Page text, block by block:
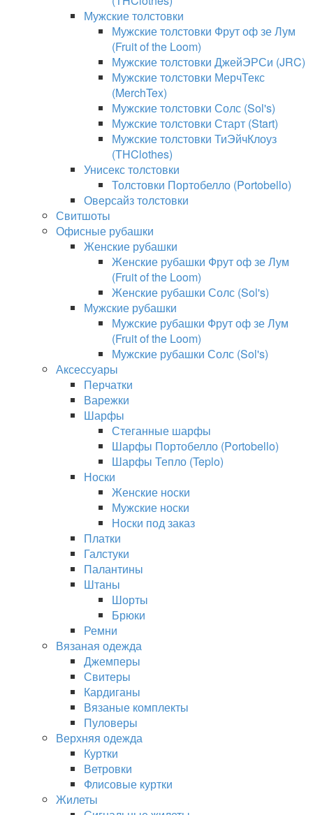
Мужские толстовки
Мужские толстовки Фрут оф зе Лум
(Fruit of the Loom)
Мужские толстовки ДжейЭРСи (JRC)
Мужские толстовки МерчТекс
(MerchTex)
Мужские толстовки Солс (Sol's)
Мужские толстовки Старт (Start)
Мужские толстовки ТиЭйчКлоуз
(THClothes)
Унисекс толстовки
Толстовки Портобелло (Portobello)
Оверсайз толстовки
Свитшоты
Офисные рубашки
Женские рубашки
Женские рубашки Фрут оф зе Лум
(Fruit of the Loom)
Женские рубашки Солс (Sol's)
Мужские рубашки
Мужские рубашки Фрут оф зе Лум
(Fruit of the Loom)
Мужские рубашки Солс (Sol's)
Аксессуары
Перчатки
Варежки
Шарфы
Стеганные шарфы
Шарфы Портобелло (Portobello)
Шарфы Тепло (Teplo)
Носки
Женские носки
Мужские носки
Носки под заказ
Платки
Галстуки
Палантины
Штаны
Шорты
Брюки
Ремни
Вязаная одежда
Джемперы
Свитеры
Кардиганы
Вязаные комплекты
Пуловеры
Верхняя одежда
Куртки
Ветровки
Флисовые куртки
Жилеты